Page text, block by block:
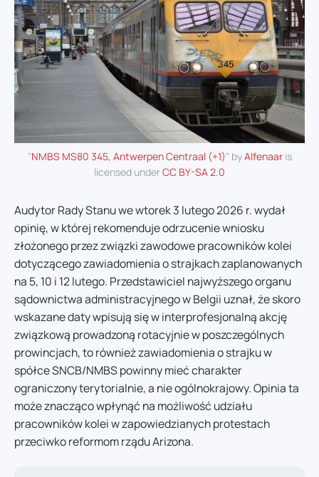
"NMBS MS80 345, Antwerpen Centraal (+1)" byAlfenaaris
licensed underCC BY-SA 2.0
Audytor Rady Stanu we wtorek 3 lutego 2026 r. wydał
opinię, w której rekomenduje odrzucenie wniosku
złożonego przez związki zawodowe pracowników kolei
dotyczącego zawiadomienia o strajkach zaplanowanych
na 5, 10 i 12 lutego. Przedstawiciel najwyższego organu
sądownictwa administracyjnego w Belgii uznał, że skoro
wskazane daty wpisują się w interprofesjonalną akcję
związkową prowadzoną rotacyjnie w poszczególnych
prowincjach, to również zawiadomienia o strajku w
spółce SNCB/NMBS powinny mieć charakter
ograniczony terytorialnie, a nie ogólnokrajowy. Opinia ta
może znacząco wpłynąć na możliwość udziału
pracowników kolei w zapowiedzianych protestach
przeciwko reformom rządu Arizona.